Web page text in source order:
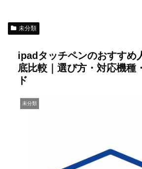
未分類
ipadタッチペンのおすすめ
底比較｜選び方・対応機種
ド
未分類